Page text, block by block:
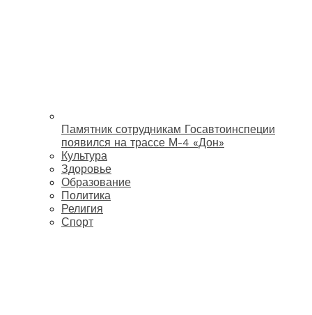
Памятник сотрудникам Госавтоинспеции
появился на трассе М-4 «Дон»
Культура
Здоровье
Образование
Политика
Религия
Спорт